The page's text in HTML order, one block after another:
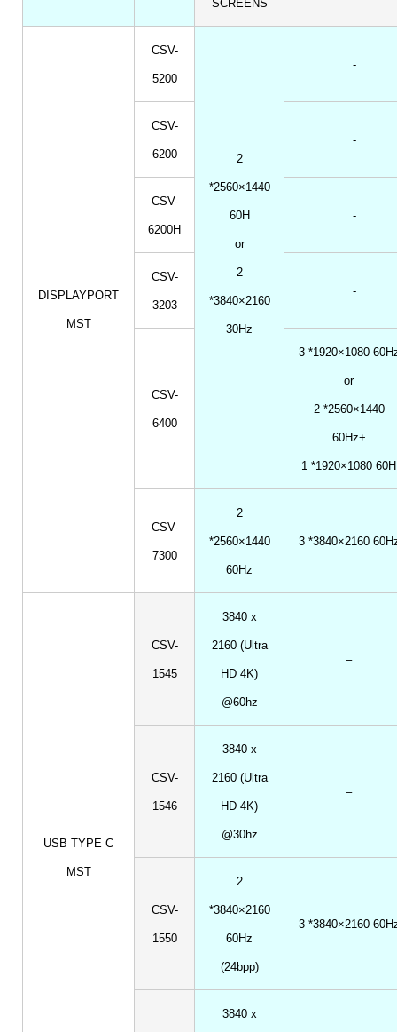
SCREENS
DISPLAYPORT
MST
CSV-
5200
2
*2560×1440
60H
or
2
*3840×2160
30Hz
-
CSV-
6200
-
CSV-
6200H
-
CSV-
3203
-
CSV-
6400
3 *1920×1080
or
2 *2560×1440
60Hz+
1 *1920×1080 60H
CSV-
7300
2
*2560×1440
60Hz
3 *3840×2160
USB TYPE C
MST
CSV-
1545
3840 x
2160 (Ultra
HD 4K)
@60hz
–
CSV-
1546
3840 x
2160 (Ultra
HD 4K)
@30hz
–
CSV-
1550
2
*3840×2160
60Hz
(24bpp)
3 *3840×2160
3840 x